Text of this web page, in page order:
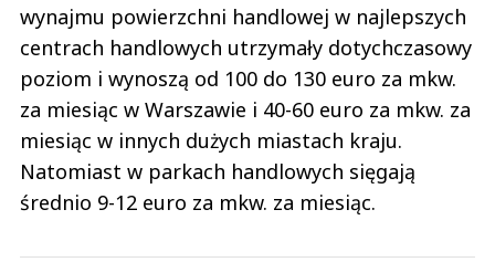
wynajmu powierzchni handlowej w najlepszych
centrach handlowych utrzymały dotychczasowy
poziom i wynoszą od 100 do 130 euro za mkw.
za miesiąc w Warszawie i 40-60 euro za mkw. za
miesiąc w innych dużych miastach kraju.
Natomiast w parkach handlowych sięgają
średnio 9-12 euro za mkw. za miesiąc.